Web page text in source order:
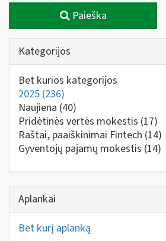
Paieška
Kategorijos
Bet kurios kategorijos
2025 (236)
Naujiena (40)
Pridėtinės vertės mokestis (17)
Raštai, paaiškinimai Fintech (14)
Gyventojų pajamų mokestis (14)
Aplankai
Bet kurį aplanką